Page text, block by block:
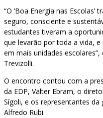
“O ‘Boa Energia nas
seguro, consciente e
estudantes tiveram a
que levarão por toda a vida,
em mais unidades
Trevizolli.
O encontro contou com a
da EDP, Valter Ebram, o
Sígoli, e os representantes da
Alfredo Rubi.